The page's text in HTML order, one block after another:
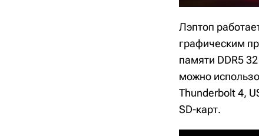
Лэптоп
графическим
памяти DDR5
можно
Thunderbolt 4,
SD-карт.